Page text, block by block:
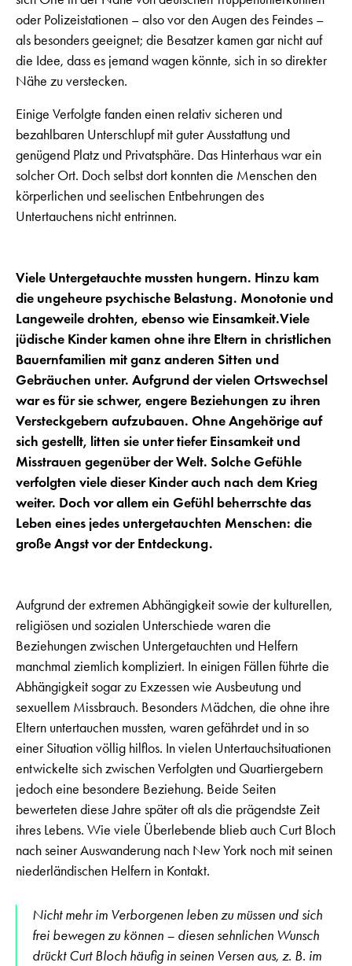
oder Polizeistationen – also vor den Augen des Feindes –
als besonders geeignet; die Besatzer kamen gar nicht auf
die Idee, dass es jemand wagen könnte, sich in so direkter
Nähe zu verstecken.
Einige Verfolgte fanden einen relativ sicheren und
bezahlbaren Unterschlupf mit guter Ausstattung und
genügend Platz und Privatsphäre. Das Hinterhaus war ein
solcher Ort. Doch selbst dort konnten die Menschen den
körperlichen und seelischen Entbehrungen des
Untertauchens nicht entrinnen.
Viele Untergetauchte mussten hungern. Hinzu kam
die ungeheure psychische Belastung. Monotonie und
Langeweile drohten, ebenso wie Einsamkeit.Viele
jüdische Kinder kamen ohne ihre Eltern in christlichen
Bauernfamilien mit ganz anderen Sitten und
Gebräuchen unter. Aufgrund der vielen Ortswechsel
war es für sie schwer, engere Beziehungen zu ihren
Versteckgebern aufzubauen. Ohne Angehörige auf
sich gestellt, litten sie unter tiefer Einsamkeit und
Misstrauen gegenüber der Welt. Solche Gefühle
verfolgten viele dieser Kinder auch nach dem Krieg
weiter. Doch vor allem ein Gefühl beherrschte das
Leben eines jedes untergetauchten Menschen: die
große Angst vor der Entdeckung.
Aufgrund der extremen Abhängigkeit sowie der kulturellen,
religiösen und sozialen Unterschiede waren die
Beziehungen zwischen Untergetauchten und Helfern
manchmal ziemlich kompliziert. In einigen Fällen führte die
Abhängigkeit sogar zu Exzessen wie Ausbeutung und
sexuellem Missbrauch. Besonders Mädchen, die ohne ihre
Eltern untertauchen mussten, waren gefährdet und in so
einer Situation völlig hilflos. In vielen Untertauchsituationen
entwickelte sich zwischen Verfolgten und Quartiergebern
jedoch eine besondere Beziehung. Beide Seiten
bewerteten diese Jahre später oft als die prägendste Zeit
ihres Lebens. Wie viele Überlebende blieb auch Curt Bloch
nach seiner Auswanderung nach New York noch mit seinen
niederländischen Helfern in Kontakt.
Nicht mehr im Verborgenen leben zu müssen und sich
frei bewegen zu können – diesen sehnlichen Wunsch
drückt Curt Bloch häufig in seinen Versen aus, z. B. im